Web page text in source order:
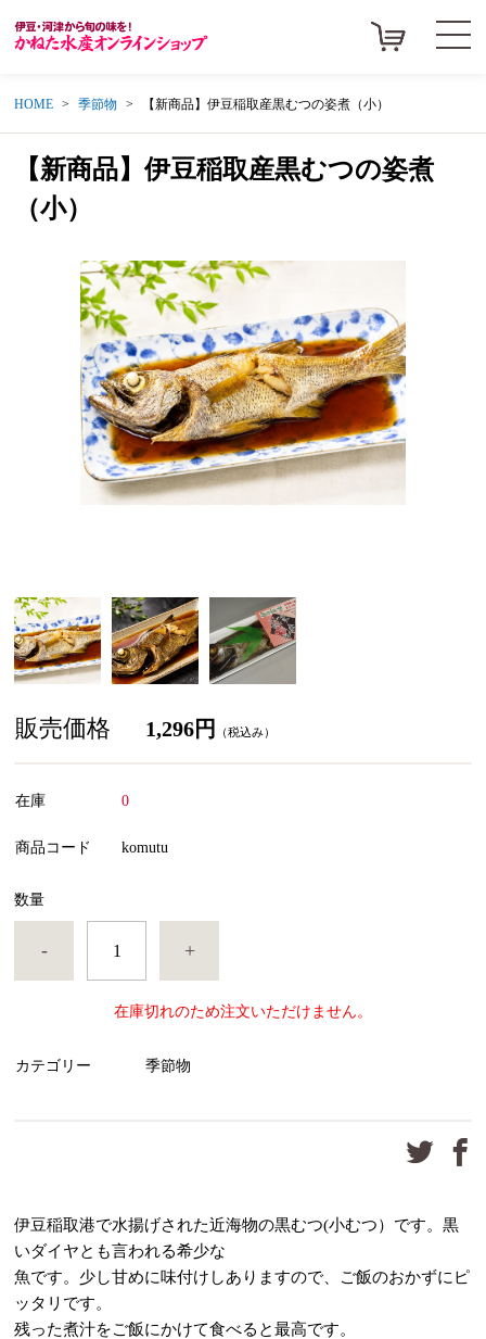
HOME 季節物 【新商品】伊豆稲取産黒むつの姿煮（小）
【新商品】伊豆稲取産黒むつの姿煮
（小）
販売価格 1,296円 （税込み）
在庫 0
商品コード komutu
数量
- +
在庫切れのため注文いただけません。
カテゴリー 季節物
伊豆稲取港で水揚げされた近海物の黒むつ(小むつ）です。黒
いダイヤとも言われる希少な
魚です。少し甘めに味付けしありますので、ご飯のおかずにピ
ッタリです。
残った煮汁をご飯にかけて食べると最高です。